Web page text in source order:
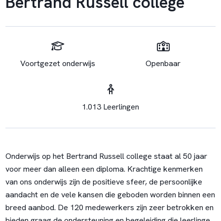
Voortgezet onderwijs Openbaar
1.013 Leerlingen
Onderwijs op het Bertrand Russell college staat al 50 jaar
voor meer dan alleen een diploma. Krachtige kenmerken
van ons onderwijs zijn de positieve sfeer, de persoonlijke
aandacht en de vele kansen die geboden worden binnen een
breed aanbod. De 120 medewerkers zijn zeer betrokken en